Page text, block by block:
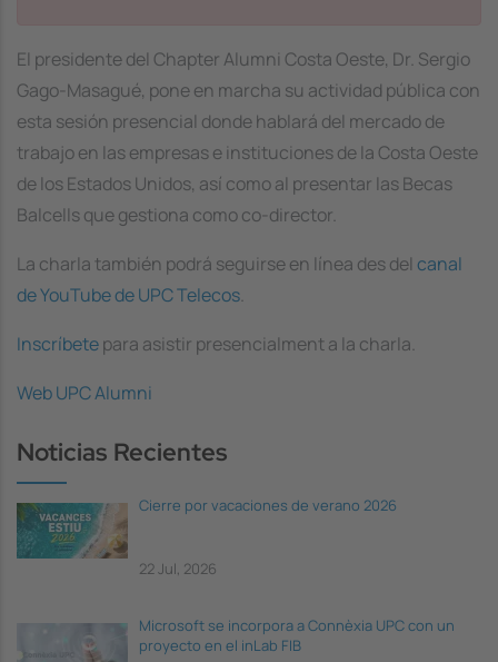
El presidente del Chapter Alumni Costa Oeste, Dr. Sergio
Gago-Masagué, pone en marcha su actividad pública con
esta sesión presencial donde hablará del mercado de
trabajo en las empresas e instituciones de la Costa Oeste
de los Estados Unidos, así como al presentar las Becas
Balcells que gestiona como co-director.
La charla también podrá seguirse en línea des del canal
de YouTube de UPC Telecos.
Inscríbetepara asistir presencialment a la charla.
Web UPC Alumni
Noticias Recientes
Cierre por vacaciones de verano 2026
22 Jul, 2026
Microsoft se incorpora a Connèxia UPC con un
proyecto en el inLab FIB